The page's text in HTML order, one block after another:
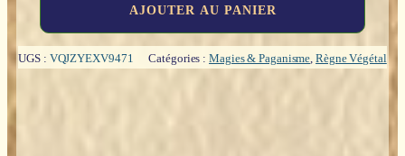
de
potions
AJOUTER AU PANIER
UGS : VQJZYEXV9471 Catégories :Magies & Paganisme,Règne Végétal